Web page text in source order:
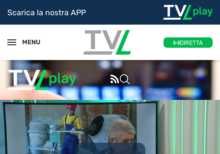
Scarica la nostra APP
MENU DIRETTA